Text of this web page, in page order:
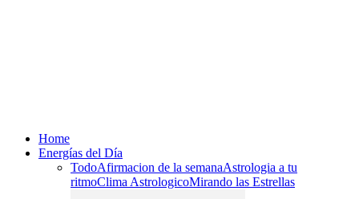
Home
Energías del Día
TodoAfirmacion de la semanaAstrologia a tu
ritmoClima AstrologicoMirando las Estrellas